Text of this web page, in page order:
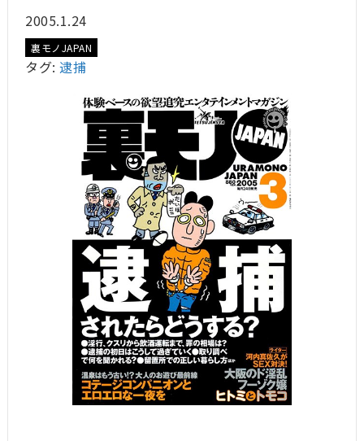
2005.1.24
裏モノJAPAN
タグ:逮捕